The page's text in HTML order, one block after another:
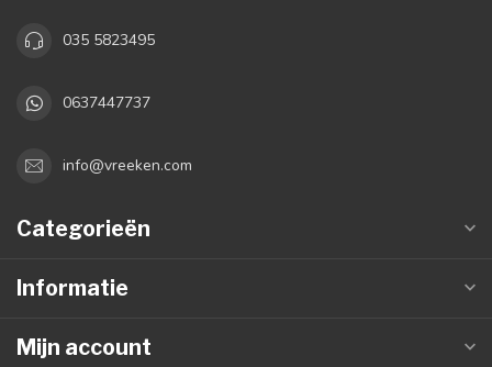
035 5823495
0637447737
info@vreeken.com
Categorieën
Informatie
Mijn account